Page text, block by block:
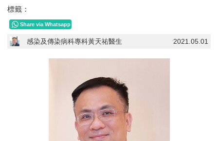
標籤：
Share via Whatsapp
2021.05.01
感染及傳染病科專科黃天祐醫生